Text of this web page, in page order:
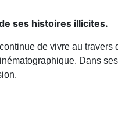
ses histoires illicites.
de vivre au
Dans